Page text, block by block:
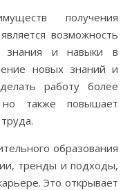
получения
возможность
знания и навыки в
новых знаний и
работу более
но также повышает
образования
тренды и подходы,
Это открывает